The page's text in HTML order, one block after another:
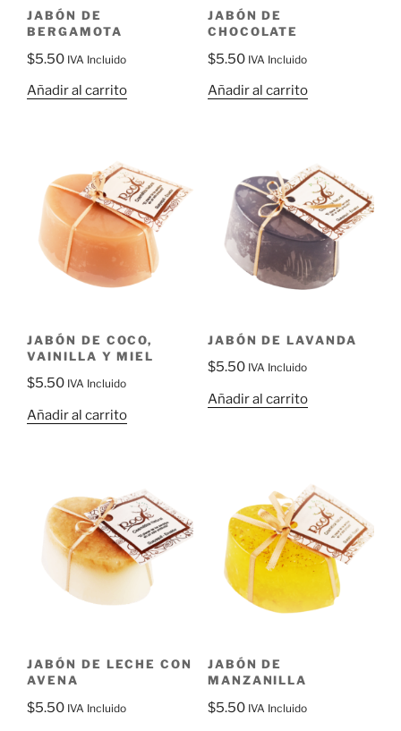
JABÓN DE
BERGAMOTA
$5.50 IVA Incluido
Añadir al carrito
JABÓN DE
CHOCOLATE
$5.50 IVA Incluido
Añadir al carrito
JABÓN DE COCO,
VAINILLA Y MIEL
$5.50 IVA Incluido
Añadir al carrito
JABÓN DE LAVANDA
$5.50 IVA Incluido
Añadir al carrito
JABÓN DE LECHE CON
AVENA
$5.50 IVA Incluido
JABÓN DE
MANZANILLA
$5.50 IVA Incluido